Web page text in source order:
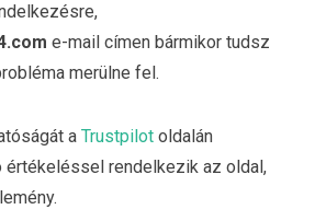
e-mail címen bármikor tudsz
merülne fel.
a Trustpilot oldalán
értékeléssel rendelkezik az oldal,